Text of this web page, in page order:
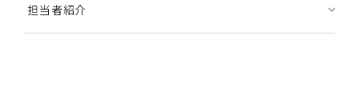
担当者紹介